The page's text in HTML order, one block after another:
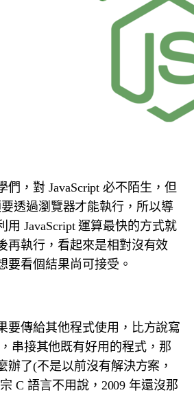
們，對 JavaScript 必不陌生，但
要透過瀏覽器才能執行，所以導
用 JavaScript 運算最快的方式就
再執行，看起來是相對沒有效
要看個結果尚可接受。
要傳給其他程式使用，比方說寫
串接其他既有好用的程式，那
辦了(不是以前沒有解決方案，
C 語言不用說，2009 年還沒那